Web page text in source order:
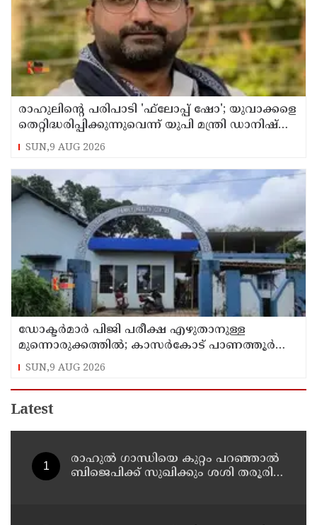
രാഹുലിന്റെ പരിപാടി 'ഫ്‌ലോപ്പ് ഷോ'; യുവാക്കളെ
തെറ്റിദ്ധരിപ്പിക്കുന്നുവെന്ന് യുപി മന്ത്രി ഡാനിഷ്
അന്‍സാരി
SUN,9 AUG 2026
ഡോക്ടര്‍മാര്‍ പിജി പരീക്ഷ എഴുതാനുള്ള
മുന്നൊരുക്കത്തില്‍; കാസര്‍കോട് പാണത്തൂര്‍
കുടുംബാരോഗ്യ കേന്ദ്രം അടച്ചുപൂട്ടി
SUN,9 AUG 2026
Latest
രാഹുല്‍ ഗാന്ധിയെ കുറ്റം പറഞ്ഞാല്‍
ബിജെപിക്ക് സുഖിക്കും ശശി തരൂരിന്